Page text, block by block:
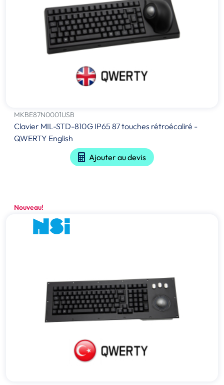
MKBE87N0001USB
Clavier MIL-STD-810G IP65 87 touches rétroécaliré -
QWERTY English
Ajouter au devis
Nouveau!